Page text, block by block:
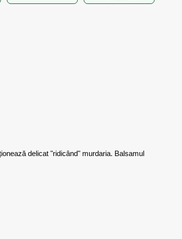
delicat "ridicând" murdaria. Balsamul